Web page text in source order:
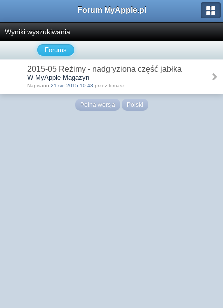
Forum MyApple.pl
Wyniki wyszukiwania
Forums
2015-05 Reżimy - nadgryziona część jabłka
W MyApple Magazyn
Napisano 21 sie 2015 10:43 przez tomasz
Pełna wersja Polski